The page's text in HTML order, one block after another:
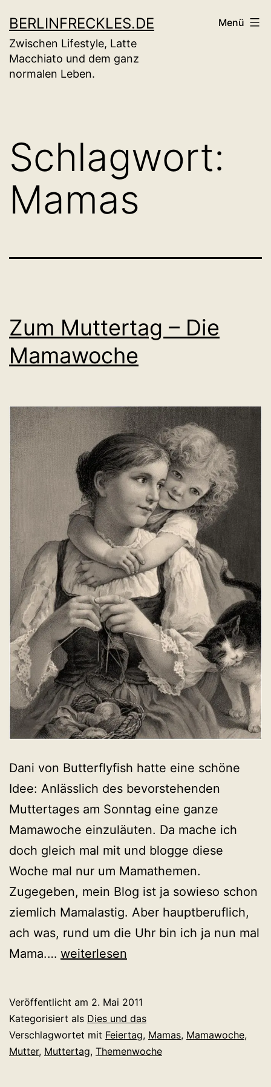
Inhalt
springen
BERLINFRECKLES.DE
Zwischen Lifestyle, Latte
Macchiato und dem ganz
normalen Leben.
Menü
Schlagwort:
Mamas
Zum Muttertag – Die
Mamawoche
Dani von Butterflyfish hatte eine schöne
Idee: Anlässlich des bevorstehenden
Muttertages am Sonntag eine ganze
Mamawoche einzuläuten. Da mache ich
doch gleich mal mit und blogge diese
Woche mal nur um Mamathemen.
Zugegeben, mein Blog ist ja sowieso schon
ziemlich Mamalastig. Aber hauptberuflich,
ach was, rund um die Uhr bin ich ja nun mal
Mama.… Zum
Die
Mamawoche
weiterlesen
Veröffentlicht am 2. Mai 2011
Kategorisiert als Dies und das
Verschlagwortet mit Feiertag, Mamas, Mamawoche,
Mutter, Muttertag, Themenwoche